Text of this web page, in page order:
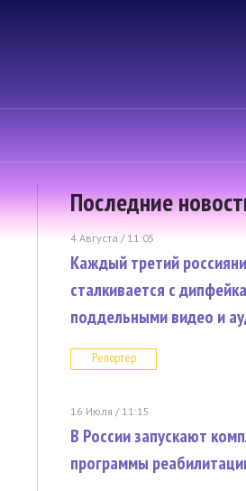
Последние
4 Августа / 11:05
Каждый третий
сталкивается с
поддельными видео и
Репортер
16 Июля / 11:15
В России запускают
программы